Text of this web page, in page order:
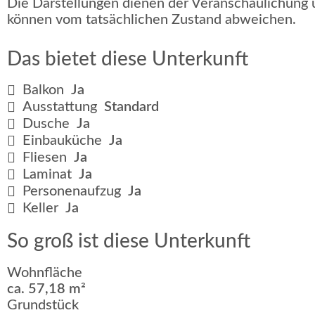
Die Darstellungen dienen der Veranschaulichung
können vom tatsächlichen Zustand abweichen.
Das bietet diese Unterkunft
Balkon Ja
Ausstattung Standard
Dusche Ja
Einbauküche Ja
Fliesen Ja
Laminat Ja
Personenaufzug Ja
Keller Ja
So groß ist diese Unterkunft
Wohnfläche
ca. 57,18 m²
Grundstück